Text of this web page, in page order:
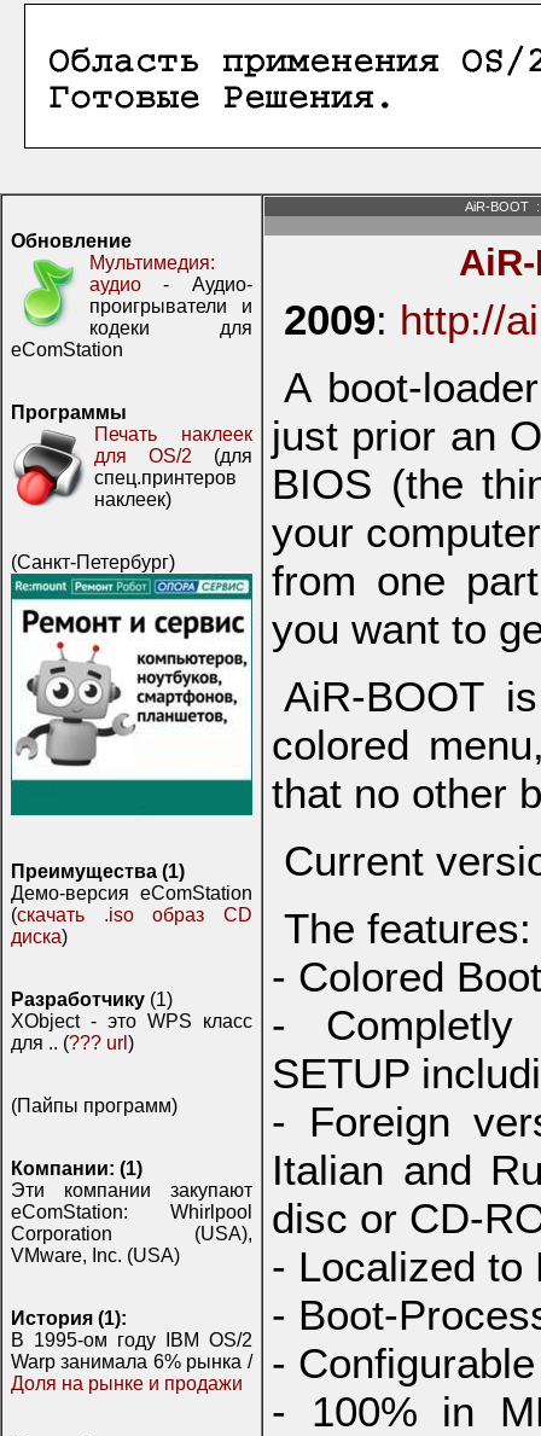
Обновление
Мультимедия:
аудио - Аудио-
проигрыватели и
кодеки для
eComStation
Программы
Печать наклеек
для OS/2 (для
спец.принтеров
наклеек)
(Санкт-Петербург)
Преимущества (1)
Демо-версия eComStation
(скачать .iso образ CD
диска)
Разработчику (1)
XObject - это WPS класс
для .. (??? url )
(Пайпы программ)
Компании: (1)
Эти компании закупают
eComStation: Whirlpool
Corporation (USA),
VMware, Inc. (USA)
История (1):
В 1995-ом году IBM OS/2
Warp занимала 6% рынка /
Доля на рынке и продажи
AiR-BOOT
2009: http://
A boot-
just prior an
BIOS (the
your
from one
you want to
AiR-BOOT
colored
that no other
Current
The features:
- Colored
- Completly
SETUP
- Foreign
Italian and
disc or CD-
- Localized to
- Boot-
-
- 100% in